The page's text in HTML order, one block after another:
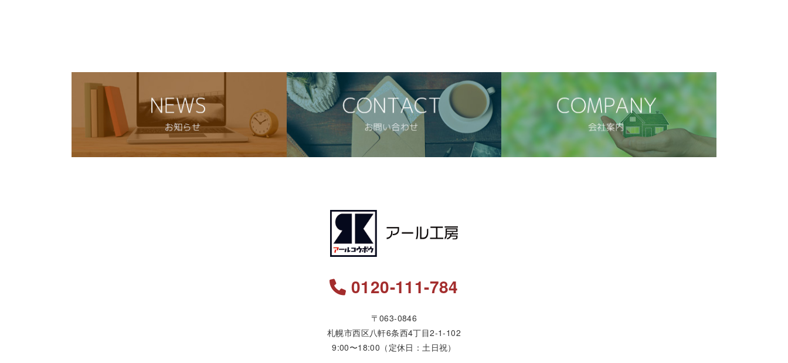
0120-111-784
〒063-0846
札幌市西区八軒6条西4丁目2-1-102
9:00〜18:00（定休日：土日祝）